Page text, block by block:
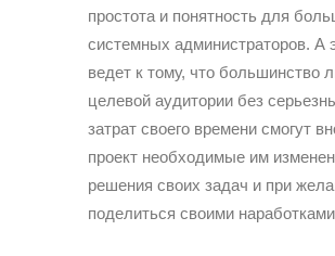
простота и понятность для
системных администраторов. А
ведет к тому, что большинство
целевой аудитории без
затрат своего времени смогут
проект необходимые им
решения своих задач и при
поделиться своими